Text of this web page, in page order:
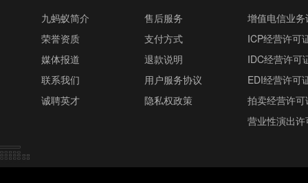
九蚂蚁简介
荣誉资质
媒体报道
联系我们
诚聘英才
售后服务
支付方式
退款说明
用户服务协议
隐私权政策
增值电信业
ICP经营许可
IDC经营许可
EDI经营许可
拍卖经营许可
营业性演出许